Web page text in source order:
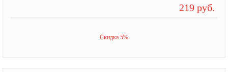
219 руб.
Скидка 5%